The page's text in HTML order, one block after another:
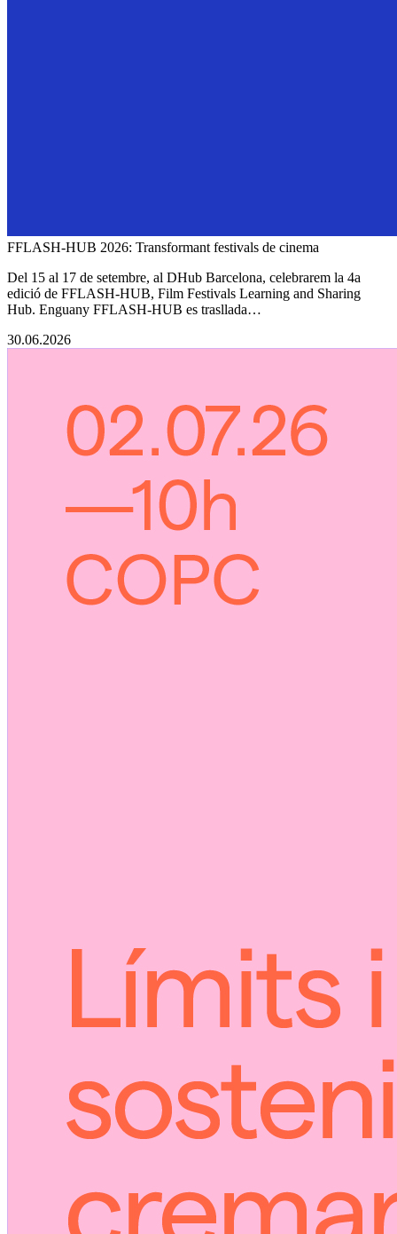
FFLASH-HUB 2026: Transformant festivals de cinema
Del 15 al 17 de setembre, al DHub Barcelona, celebrarem la 4a
edició de FFLASH-HUB, Film Festivals Learning and Sharing
Hub. Enguany FFLASH-HUB es trasllada…
30.06.2026